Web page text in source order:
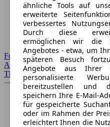
Forum Startseite
Alle Auto-Foren
Themen-Forum
ähnliche Tools auf
erweiterte
verbessertes
Durch diese
ermöglichen wir die
Angebotes - etwa, um
späteren Besuch
Angebote aus Ihrer
personalisierte
bereitzustellen und
speichern Ihre E-Mail-
für gespeicherte
oder im Rahmen der
erleichtert Ihnen die